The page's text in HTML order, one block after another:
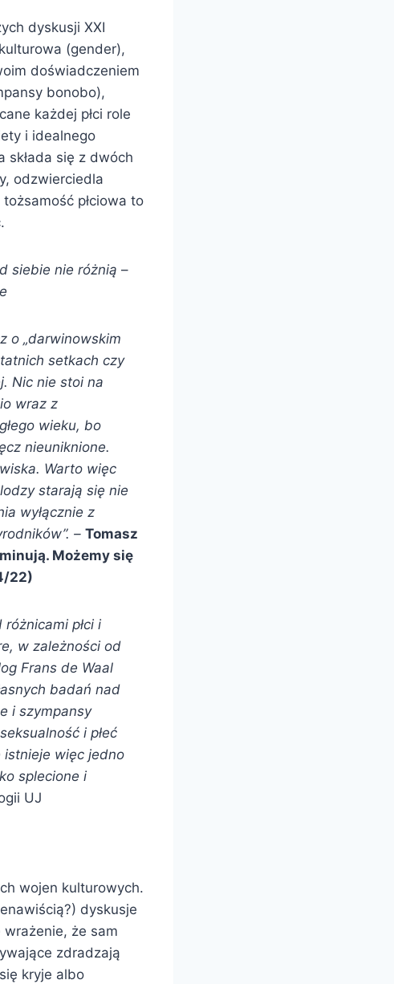
dyskusji XXI
(gender),
doświadczeniem
bonobo),
każdej płci role
i idealnego
składa się z dwóch
odzwierciedla
płciowa to
siebie nie różnią –
o „darwinowskim
setkach czy
Nic nie stoi na
wraz z
wieku, bo
nieuniknione.
Warto więc
starają się nie
wyłącznie z
– Tomasz
Możemy się
22)
płci i
w zależności od
Frans de Waal
badań nad
i szympansy
i płeć
istnieje więc jedno
splecione i
UJ
wojen kulturowych.
dyskusje
że sam
zdradzają
kryje albo